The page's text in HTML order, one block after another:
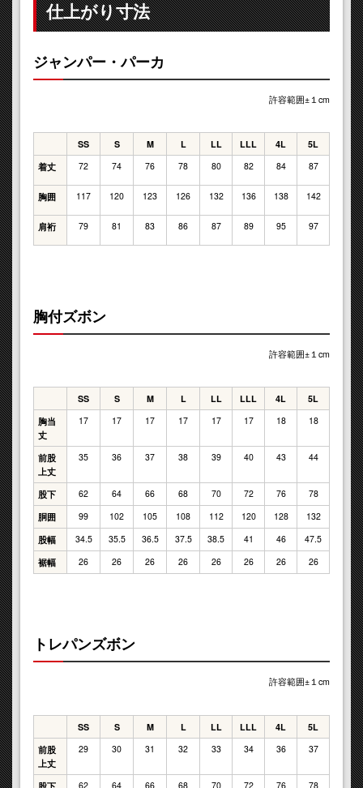
仕上がり寸法
ジャンパー・パーカ
許容範囲±１cm
SS S M L LL LLL 4L
5L
着丈
72 74 76 78 80 82 84 87
胸囲 117 120 123 126 132 136 138 142
肩裄 79 81 83 86 87 89 95 97
胸付ズボン
許容範囲±１cm
SS S M L LL LLL 4L
5L
胸当
丈
17 17 17 17 17 17 18 18
前股
上丈
35 36 37 38 39 40 43 44
股下 62 64 66 68 70 72 76
78
胴囲
99 102 105 108 112 120 128
132
股幅
34.5 35.5 36.5 37.5 38.5 41 46
47.5
裾幅
26 26 26 26 26 26 26 26
トレパンズボン
許容範囲±１cm
SS S M L LL LLL 4L
5L
前股
上丈
29 30 31 32 33 34 36 37
62 64 66 68 70 72 76 78